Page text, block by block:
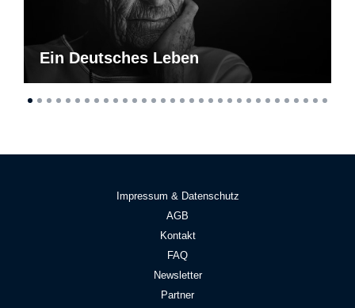
Ein Deutsches Leben
Impressum & Datenschutz
AGB
Kontakt
FAQ
Newsletter
Partner